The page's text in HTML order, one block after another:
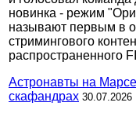
новинка - режим
называют первым в
стримингового
распространенного
Астронавты на
скафандрах 30.07.2026